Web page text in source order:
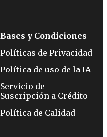
Bases y Condiciones
Políticas de Privacidad
Política de uso de la IA
Servicio de
Suscripción a Crédito
Política de Calidad